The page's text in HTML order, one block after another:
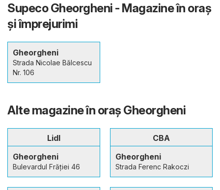
Supeco Gheorgheni - Magazine în oraş
şi împrejurimi
Gheorgheni
Strada Nicolae Bălcescu
Nr. 106
Alte magazine în oraş Gheorgheni
Lidl
Gheorgheni
Bulevardul Frăției 46
CBA
Gheorgheni
Strada Ferenc Rakoczi